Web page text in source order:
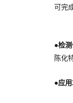
可完
●检
陈化
●应